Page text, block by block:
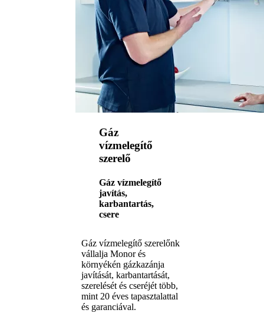
Gáz
vízmelegítő
szerelő
Gáz vízmelegítő
javítás,
karbantartás,
csere
Gáz vízmelegítő szerelőnk
vállalja Monor és
környékén gázkazánja
javítását, karbantartását,
szerelését és cseréjét több,
mint 20 éves tapasztalattal
és garanciával.